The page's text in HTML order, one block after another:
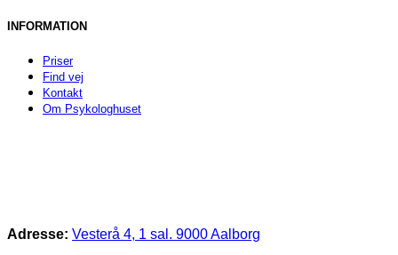
INFORMATION
Priser
Find vej
Kontakt
Om Psykologhuset
Adresse: Vesterå 4, 1 sal. 9000 Aalborg